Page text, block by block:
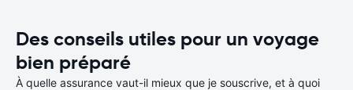
Des conseils utiles pour un voyage
bien préparé
À quelle assurance vaut-il mieux que je souscrive, et à quoi